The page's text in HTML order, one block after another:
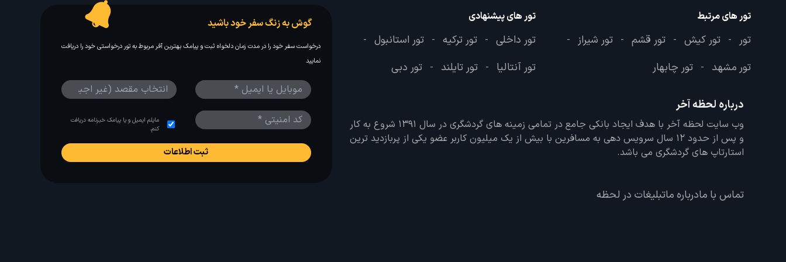
تور های مرتبط
تور - تور کیش - تور قشم - تور شیراز -
تور مشهد - تور چابهار
تور های پیشنهادی
تور داخلی - تور ترکیه - تور استانبول -
تور آنتالیا - تور تایلند - تور دبی
درباره لحظه آخر
وب سایت لحظه آخر با هدف ایجاد بانکی جامع در تمامی زمینه های گردشگری در سال 1391 شروع به کار
و پس از حدود 12 سال سرویس دهی به مسافرین با بیش از یک میلیون کاربر عضو یکی از پربازدید ترین
استارتاپ های گردشگری می باشد.
تماس با مادرباره ماتبلیغات در لحظه
گوش به زنگ سفر خود باشید
درخواست سفر خود را در مدت زمان دلخواه ثبت و پیامک بهترین آفر مربوط به تور درخواستی خود را دریافت
نمایید
مایلم ایمیل و یا پیامک خبرنامه دریافت
کنم.